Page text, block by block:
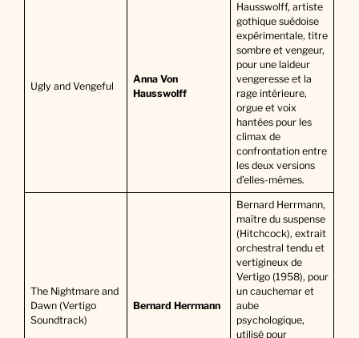
Ugly and Vengeful
Anna Von
Hausswolff
Hausswolff, artiste
gothique suédoise
expérimentale, titre
sombre et vengeur,
pour une laideur
vengeresse et la
rage intérieure,
orgue et voix
hantées pour les
climax de
confrontation entre
les deux versions
d’elles-mêmes.
The Nightmare and
Dawn (Vertigo
Soundtrack)
Bernard Herrmann
Bernard Herrmann,
maître du suspense
(Hitchcock), extrait
orchestral tendu et
vertigineux de
Vertigo (1958), pour
un cauchemar et
aube
psychologique,
utilisé pour